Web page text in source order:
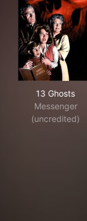
13 Ghosts
Messenger
(uncredited)